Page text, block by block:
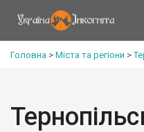
Головна > Міста та регіони >